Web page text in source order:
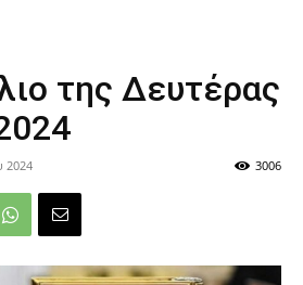
της Δευτέρας
2024 3006